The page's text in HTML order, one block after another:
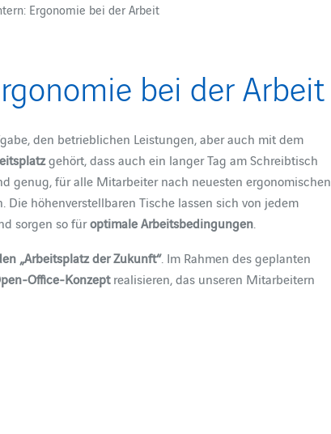
Ergonomie bei der Arbeit
bei der Arbeit
den betrieblichen Leistungen, aber auch mit dem
gehört, dass auch ein langer Tag am Schreibtisch
genug, für alle Mitarbeiter nach neuesten ergonomischen
höhenverstellbaren Tische lassen sich von jedem
sorgen so füroptimale Arbeitsbedingungen
„Arbeitsplatz der Zukunft“. Im Rahmen des geplanten
Office-Konzeptrealisieren, das unseren Mitarbeitern